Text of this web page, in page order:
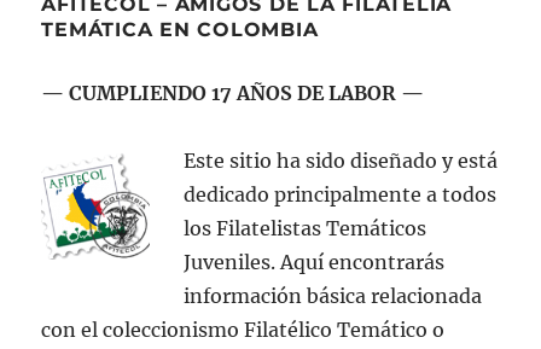
Central.
Continuación.
TEMÁTICA EN COLOMBIA
— CUMPLIENDO 17 AÑOS DE LABOR —
Este sitio ha sido diseñado y está
dedicado principalmente a todos
los Filatelistas Temáticos
Juveniles. Aquí encontrarás
información básica relacionada
con el coleccionismo Filatélico Temático o